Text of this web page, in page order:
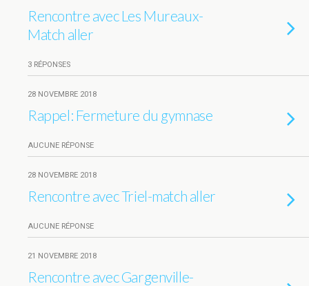
Rencontre avec Les Mureaux-
Match aller
3 RÉPONSES
28 NOVEMBRE 2018
Rappel: Fermeture du gymnase
AUCUNE RÉPONSE
28 NOVEMBRE 2018
Rencontre avec Triel-match aller
AUCUNE RÉPONSE
21 NOVEMBRE 2018
Rencontre avec Gargenville-